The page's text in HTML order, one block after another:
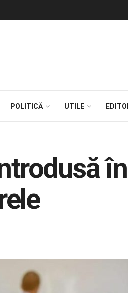
POLITICĂ UTILE